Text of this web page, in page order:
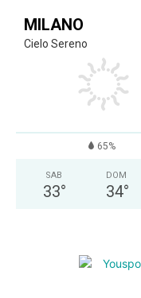
MILANO
Cielo Sereno
65%
SAB
33°
DOM
34°